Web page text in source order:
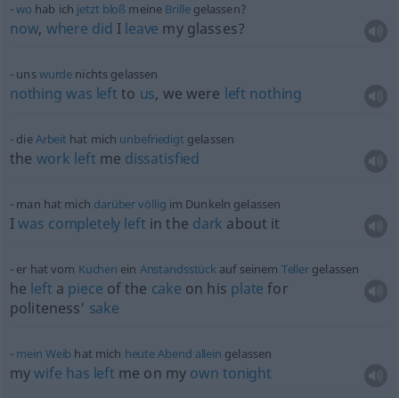
wo hab ich jetzt bloß meine Brillegelassen?
now, where did I leave my glasses?
unswurde nichts gelassen
nothing was left to us, we were left nothing
dieArbeit hat mich unbefriedigt gelassen
the work left me dissatisfied
man hat mich darübervöllig im Dunkeln gelassen
Iwas completely left in the dark about it
er hat vom Kuchen ein Anstandsstück auf seinem Tellergelassen
he left a piece of the cake on his plate for
politeness’ sake
mein Weib hat mich heuteAbend allein gelassen
mywife has left me on my own tonight